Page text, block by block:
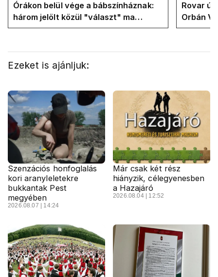
Órákon belül vége a bábszínháznak:
három jelölt közül "választ" ma
államfőt a Tisza-frakció
Rovar
Orbán
felelős a
Ezeket is ajánljuk:
Szenzációs honfoglalás
kori aranyleletekre
bukkantak Pest
megyében
2026.08.07 | 14:24
Már csak két rész
hiányzik, célegyenesben
a Hazajáró
2026.08.04 | 12:52